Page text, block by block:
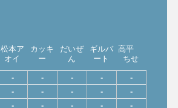
松本ア
オイ
カッキ
ー
だいぜ
ん
ギルバ
ート
高平
ちせ
- - - - -
- - - - -
- - - - -